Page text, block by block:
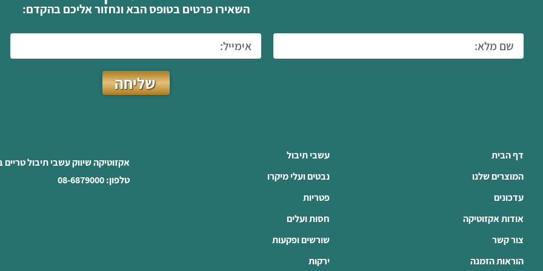
השאירו פרטים בטופס הבא ונחזור אליכם בהקדם:
שליחה
דף הבית
המוצרים שלנו
עדכונים
אודות אקזוטיקה
צור קשר
הוראות הזמנה
עשבי תיבול
נבטים ועלי מיקרו
פטריות
חסות ועלים
שורשים ופקעות
ירקות
אקזוטיקה שיווק עשבי תיבול
טלפון: 08-6879000